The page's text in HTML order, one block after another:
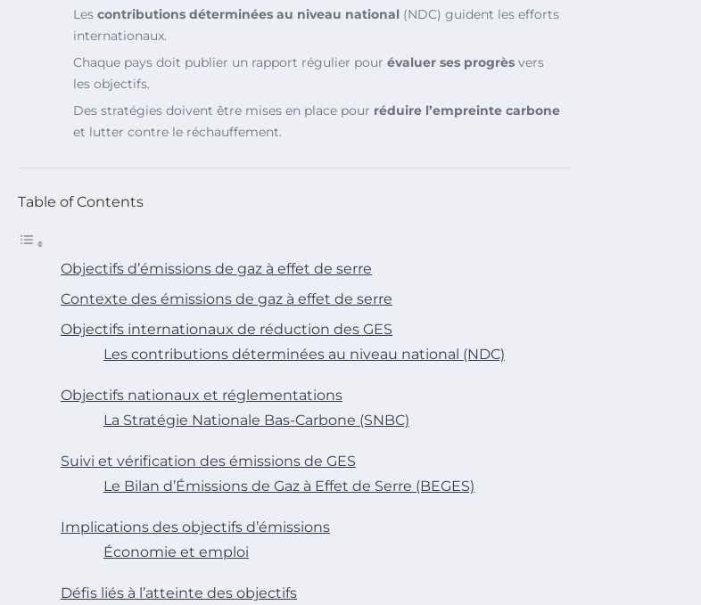
Les contributions déterminées au niveau national (NDC) guident les efforts
internationaux.
Chaque pays doit publier un rapport régulier pour évaluer ses progrès vers
les objectifs.
Des stratégies doivent être mises en place pour réduire l’empreinte carbone
et lutter contre le réchauffement.
Table of Contents
Objectifs d’émissions de gaz à effet de serre
Contexte des émissions de gaz à effet de serre
Objectifs internationaux de réduction des GES
Les contributions déterminées au niveau national (NDC)
Objectifs nationaux et réglementations
La Stratégie Nationale Bas-Carbone (SNBC)
Suivi et vérification des émissions de GES
Le Bilan d’Émissions de Gaz à Effet de Serre (BEGES)
Implications des objectifs d’émissions
Économie et emploi
Défis liés à l’atteinte des objectifs